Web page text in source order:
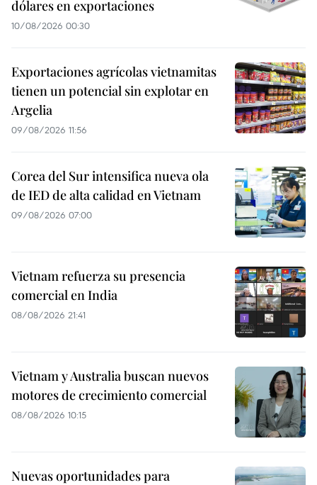
dólares en exportaciones
10/08/2026 00:30
Exportaciones agrícolas vietnamitas
tienen un potencial sin explotar en
Argelia
09/08/2026 11:56
Corea del Sur intensifica nueva ola
de IED de alta calidad en Vietnam
09/08/2026 07:00
Vietnam refuerza su presencia
comercial en India
08/08/2026 21:41
Vietnam y Australia buscan nuevos
motores de crecimiento comercial
08/08/2026 10:15
Nuevas oportunidades para